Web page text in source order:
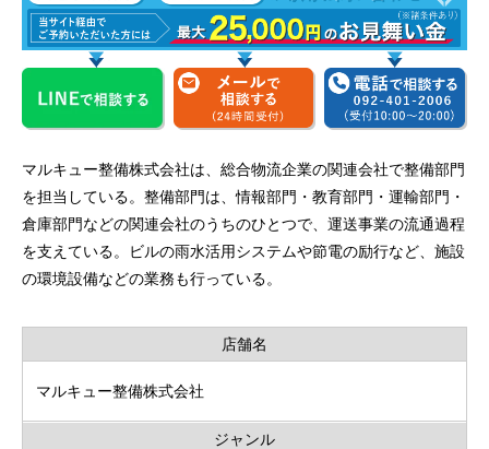
マルキュー整備株式会社は、総合物流企業の関連会社で整備部門
を担当している。整備部門は、情報部門・教育部門・運輸部門・
倉庫部門などの関連会社のうちのひとつで、運送事業の流通過程
を支えている。ビルの雨水活用システムや節電の励行など、施設
の環境設備などの業務も行っている。
店舗名
マルキュー整備株式会社
ジャンル